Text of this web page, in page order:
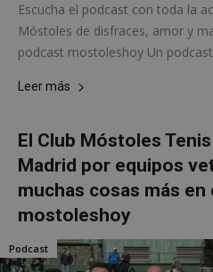
Escucha el podcast con toda la
Móstoles de disfraces, amor y
podcast mostoleshoy Un
Leer más
El Club Móstoles
Madrid por equipos
muchas cosas más
mostoleshoy
Podcast